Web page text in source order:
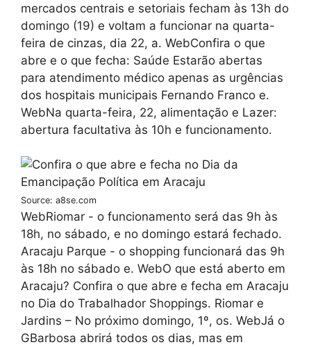
mercados centrais e setoriais fecham às 13h do
domingo (19) e voltam a funcionar na quarta-
feira de cinzas, dia 22, a. WebConfira o que
abre e o que fecha: Saúde Estarão abertas
para atendimento médico apenas as urgências
dos hospitais municipais Fernando Franco e.
WebNa quarta-feira, 22, alimentação e Lazer:
abertura facultativa às 10h e funcionamento.
Source: a8se.com
WebRiomar - o funcionamento será das 9h às
18h, no sábado, e no domingo estará fechado.
Aracaju Parque - o shopping funcionará das 9h
às 18h no sábado e. WebO que está aberto em
Aracaju? Confira o que abre e fecha em Aracaju
no Dia do Trabalhador Shoppings. Riomar e
Jardins – No próximo domingo, 1º, os. WebJá o
GBarbosa abrirá todos os dias, mas em